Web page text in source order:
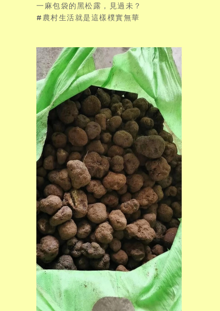
一麻包袋的黑松露，見過未？
#農村生活就是這樣樸實無華